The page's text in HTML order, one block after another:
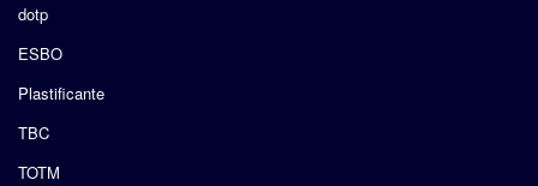
dotp
ESBO
Plastificante
TBC
TOTM